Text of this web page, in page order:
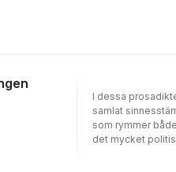
Zetterberg). Han
Humanistiska
arbeten hör en
österrikiske
I dessa
samlat
som rymmer
det mycket